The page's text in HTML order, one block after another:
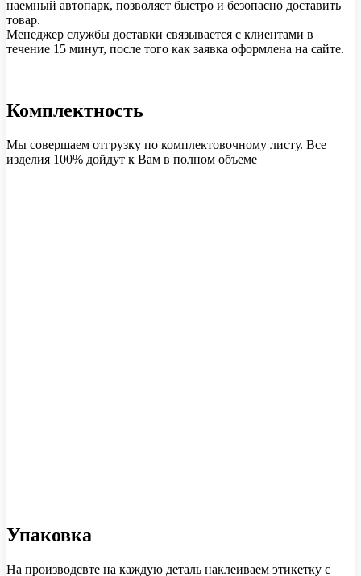
наемный автопарк, позволяет быстро и безопасно доставить
товар.
Менеджер службы доставки связывается с клиентами в
течение 15 минут, после того как заявка оформлена на сайте.
Комплектность
Мы совершаем отгрузку по комплектовочному листу. Все
изделия 100% дойдут к Вам в полном объеме
Упаковка
На производсвте на каждую деталь наклеиваем этикетку с